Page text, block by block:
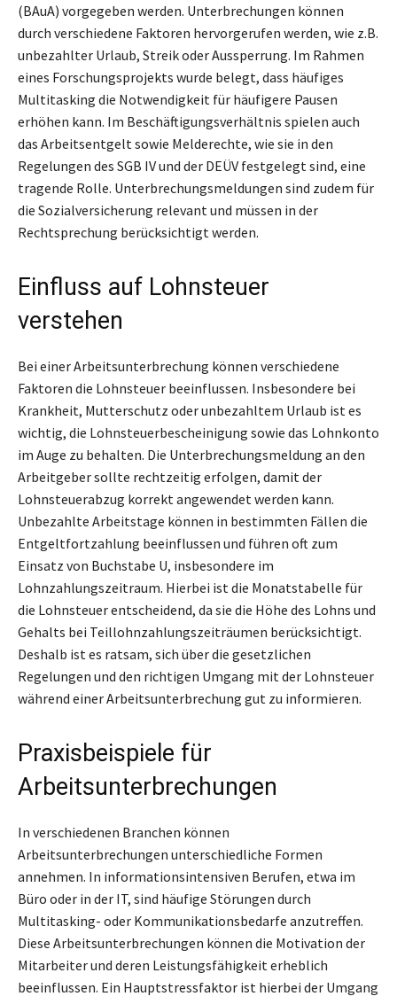
(BAuA) vorgegeben werden. Unterbrechungen können
durch verschiedene Faktoren hervorgerufen werden, wie z.B.
unbezahlter Urlaub, Streik oder Aussperrung. Im Rahmen
eines Forschungsprojekts wurde belegt, dass häufiges
Multitasking die Notwendigkeit für häufigere Pausen
erhöhen kann. Im Beschäftigungsverhältnis spielen auch
das Arbeitsentgelt sowie Melderechte, wie sie in den
Regelungen des SGB IV und der DEÜV festgelegt sind, eine
tragende Rolle. Unterbrechungsmeldungen sind zudem für
die Sozialversicherung relevant und müssen in der
Rechtsprechung berücksichtigt werden.
Einfluss auf Lohnsteuer
verstehen
Bei einer Arbeitsunterbrechung können verschiedene
Faktoren die Lohnsteuer beeinflussen. Insbesondere bei
Krankheit, Mutterschutz oder unbezahltem Urlaub ist es
wichtig, die Lohnsteuerbescheinigung sowie das Lohnkonto
im Auge zu behalten. Die Unterbrechungsmeldung an den
Arbeitgeber sollte rechtzeitig erfolgen, damit der
Lohnsteuerabzug korrekt angewendet werden kann.
Unbezahlte Arbeitstage können in bestimmten Fällen die
Entgeltfortzahlung beeinflussen und führen oft zum
Einsatz von Buchstabe U, insbesondere im
Lohnzahlungszeitraum. Hierbei ist die Monatstabelle für
die Lohnsteuer entscheidend, da sie die Höhe des Lohns und
Gehalts bei Teillohnzahlungszeiträumen berücksichtigt.
Deshalb ist es ratsam, sich über die gesetzlichen
Regelungen und den richtigen Umgang mit der Lohnsteuer
während einer Arbeitsunterbrechung gut zu informieren.
Praxisbeispiele für
Arbeitsunterbrechungen
In verschiedenen Branchen können
Arbeitsunterbrechungen unterschiedliche Formen
annehmen. In informationsintensiven Berufen, etwa im
Büro oder in der IT, sind häufige Störungen durch
Multitasking- oder Kommunikationsbedarfe anzutreffen.
Diese Arbeitsunterbrechungen können die Motivation der
Mitarbeiter und deren Leistungsfähigkeit erheblich
beeinflussen. Ein Hauptstressfaktor ist hierbei der Umgang